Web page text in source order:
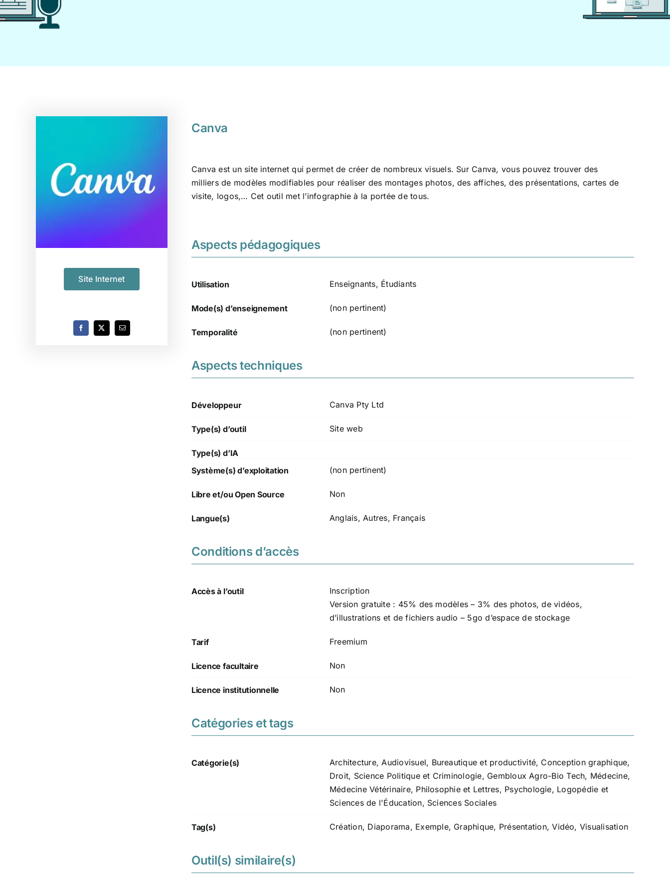
Site Internet
Canva
Canva est un site internet qui permet de créer de nombreux visuels. Sur Canva, vous pouvez trouver des
milliers de modèles modifiables pour réaliser des montages photos, des affiches, des présentations, cartes de
visite, logos,… Cet outil met l’infographie à la portée de tous.
Aspects pédagogiques
Utilisation Enseignants, Étudiants
Mode(s) d’enseignement (non pertinent)
Temporalité (non pertinent)
Aspects techniques
Développeur Canva Pty Ltd
Type(s) d’outil Site web
Type(s) d’IA
Système(s) d’exploitation
(non pertinent)
Libre et/ou Open Source Non
Langue(s) Anglais, Autres, Français
Conditions d’accès
Accès à l’outil
Inscription
Version gratuite : 45% des modèles – 3% des photos, de vidéos,
d’illustrations et de fichiers audio – 5go d’espace de stockage
Tarif Freemium
Licence facultaire Non
Licence institutionnelle Non
Catégories et tags
Catégorie(s) Architecture,Audiovisuel, Bureautique et productivité, Conception graphique,
Droit, Science Politique et Criminologie, Gembloux Agro-Bio Tech, Médecine,
Médecine Vétérinaire, Philosophie et Lettres, Psychologie, Logopédie et
Sciences de l'Éducation, Sciences Sociales
Tag(s) Création, Diaporama, Exemple, Graphique, Présentation,Vidéo, Visualisation
Outil(s) similaire(s)